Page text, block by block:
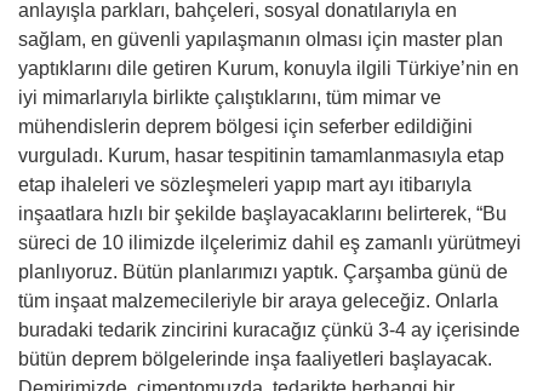
anlayışla parkları, bahçeleri, sosyal donatılarıyla en
sağlam, en güvenli yapılaşmanın olması için master plan
yaptıklarını dile getiren Kurum, konuyla ilgili Türkiye’nin en
iyi mimarlarıyla birlikte çalıştıklarını, tüm mimar ve
mühendislerin deprem bölgesi için seferber edildiğini
vurguladı. Kurum, hasar tespitinin tamamlanmasıyla etap
etap ihaleleri ve sözleşmeleri yapıp mart ayı itibarıyla
inşaatlara hızlı bir şekilde başlayacaklarını belirterek, “Bu
süreci de 10 ilimizde ilçelerimiz dahil eş zamanlı yürütmeyi
planlıyoruz. Bütün planlarımızı yaptık. Çarşamba günü de
tüm inşaat malzemecileriyle bir araya geleceğiz. Onlarla
buradaki tedarik zincirini kuracağız çünkü 3-4 ay içerisinde
bütün deprem bölgelerinde inşa faaliyetleri başlayacak.